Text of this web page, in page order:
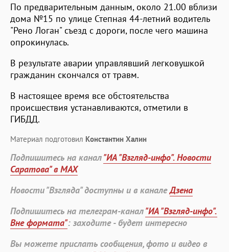
По предварительным данным, около 21.00 вблизи
дома №15 по улице Степная 44-летний водитель
"Рено Логан" съезд с дороги, после чего машина
опрокинулась.
В результате аварии управлявший легковушкой
гражданин скончался от травм.
В настоящее время все обстоятельства
происшествия устанавливаются, отметили в
ГИБДД.
Материал подготовил Константин Халин
Подпишитесь на канал"ИА "Взгляд-инфо". Новости
Саратова" в MAX
Новости "Взгляда" доступны и в каналеДзена
Подпишитесь на телеграм-канал"ИА "Взгляд-инфо".
Вне формата": заходите - будет интересно
Вы можете прислать сообщения, фото и видео в